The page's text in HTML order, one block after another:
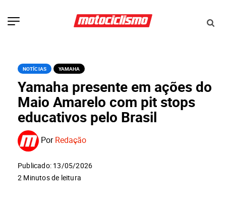
NOTÍCIAS YAMAHA
Yamaha presente em ações do
Maio Amarelo com pit stops
educativos pelo Brasil
PorRedação
Publicado: 13/05/2026
2 Minutos de leitura